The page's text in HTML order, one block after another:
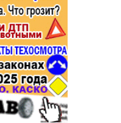
Юристы, Экспертиза, Страхование
Ремонт
Социальные организации
Это интересно
Администрация